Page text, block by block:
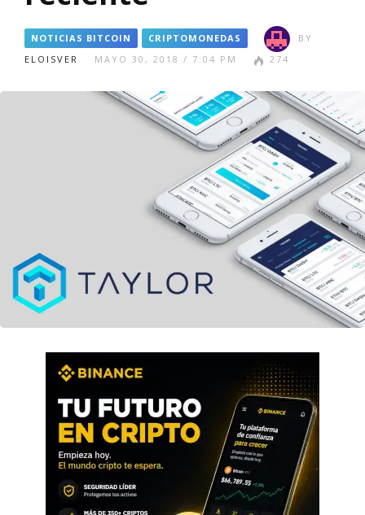
NOTICIAS BITCOIN CRIPTOMONEDAS
BY
ELOISVER
MAYO 30, 2018 / 7:04 PM 274